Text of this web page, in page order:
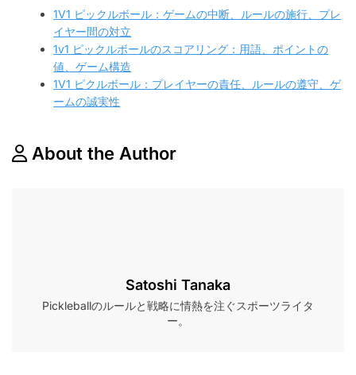
1V1 ピックルボール：ゲームの中断、ルールの施行、プレ
イヤー間の対立
1v1 ピックルボールのスコアリング：用語、ポイントの
値、ゲーム構造
1V1 ピクルボール：プレイヤーの責任、ルールの遵守、ゲ
ームの誠実性
About the Author
Satoshi Tanaka
Pickleballのルールと戦略に情熱を注ぐスポーツライタ
ー。